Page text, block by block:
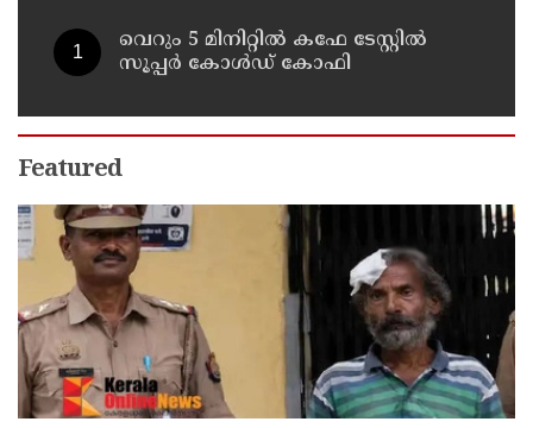
വെറും 5 മിനിറ്റിൽ കഫേ ടേസ്റ്റിൽ
സൂപ്പർ കോൾഡ് കോഫി
Featured